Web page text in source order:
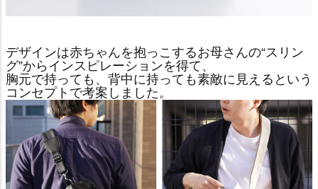
デザインは赤ちゃんを抱っこするお母さんの“スリン
グ”からインスピレーションを得て、
胸元で持っても、背中に持っても素敵に見えるという
コンセプトで考案しました。